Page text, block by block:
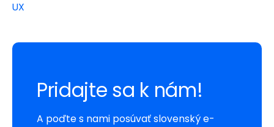
UX
Pridajte sa k nám!
A poďte s nami posúvať slovenský e-